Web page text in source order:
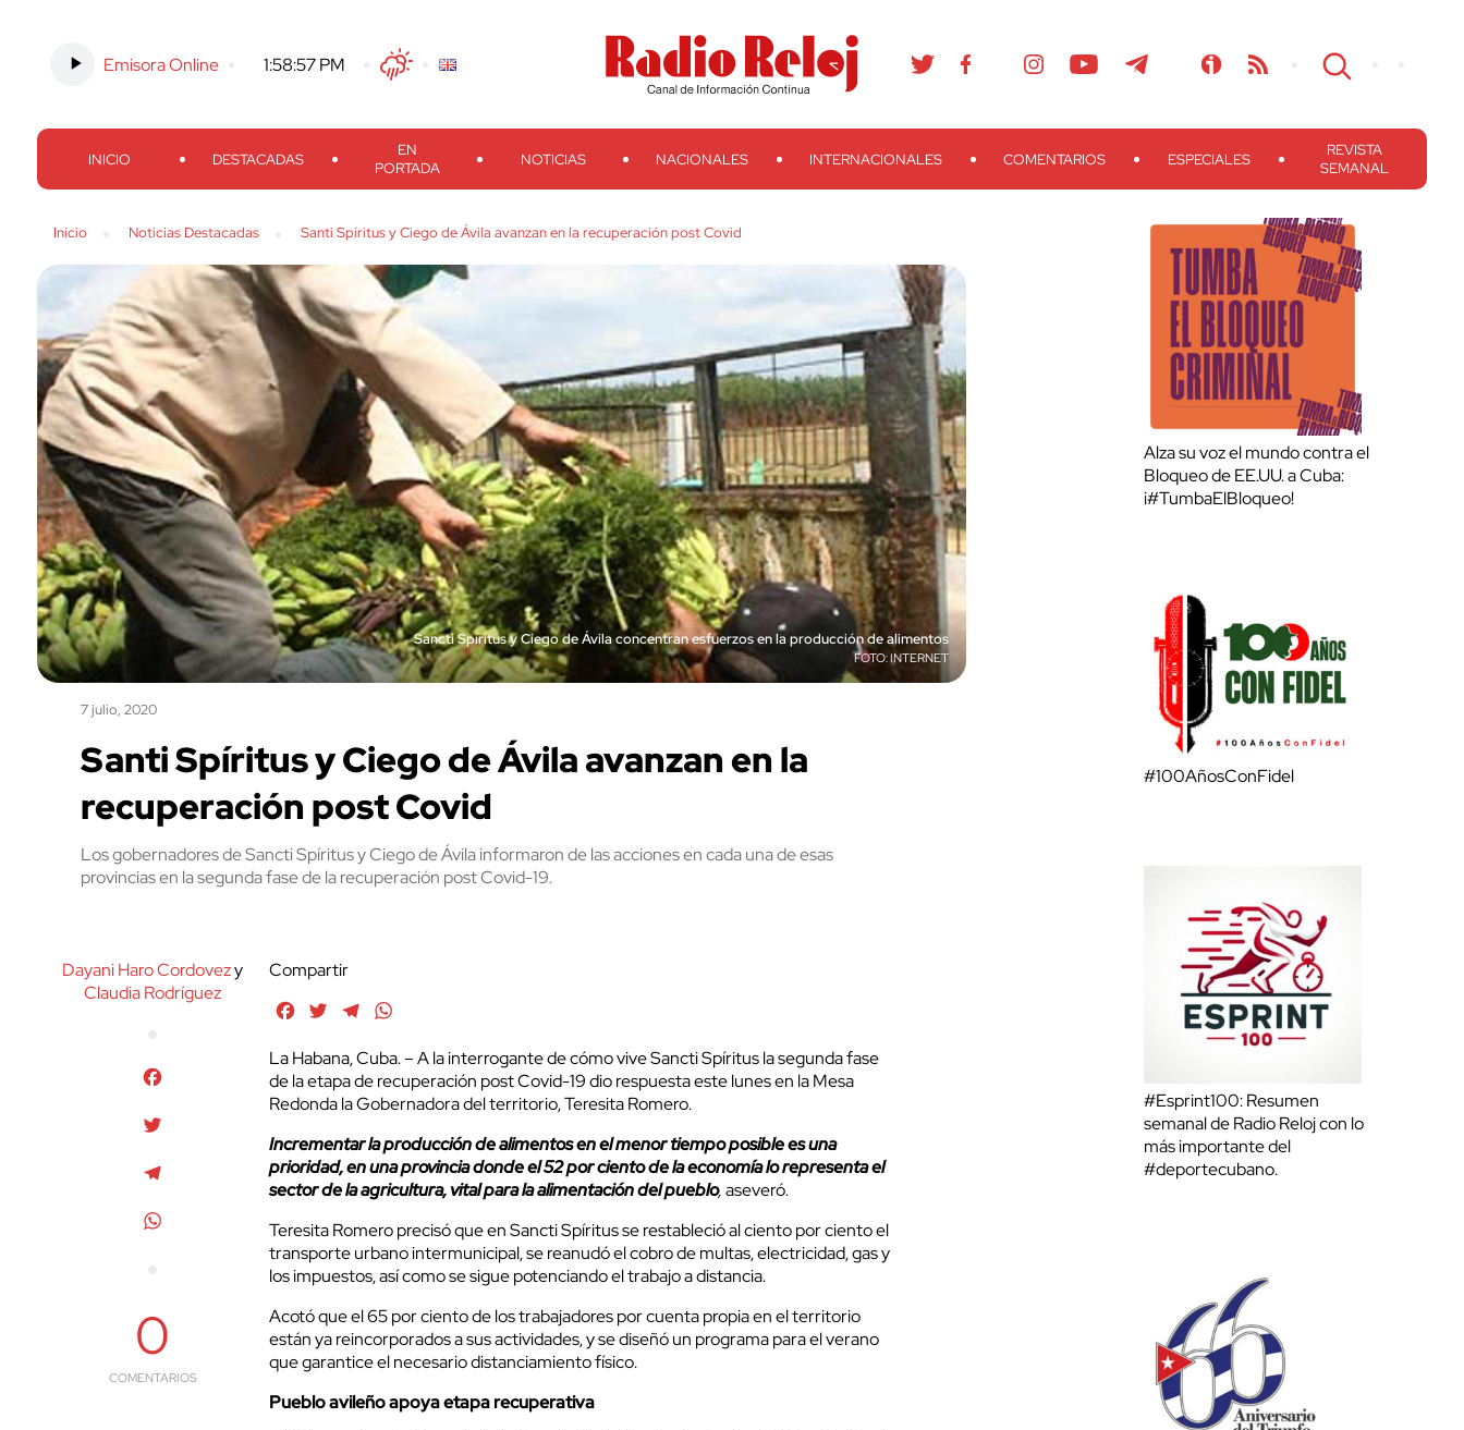
Emisora Online 1:58:58 PM TwitterFacebook
Threads
Instagram TelegramTeveo Ivoox RSS Search
INICIO DESTACADAS
EN
PORTADA
NOTICIAS NACIONALES INTERNACIONALES COMENTARIOS ESPECIALES
REVISTA
SEMANAL
Inicio Noticias Destacadas Santi Spíritus y Ciego de Ávila avanzan en la recuperación post Covid
Sancti Spíritus y Ciego de Ávila concentran esfuerzos en la producción de alimentos
INTERNET
7 julio, 2020
Santi Spíritus y Ciego de Ávila avanzan en la
recuperación post Covid
Los gobernadores de Sancti Spíritus y Ciego de Ávila informaron de las acciones en cada una de esas
provincias en la segunda fase de la recuperación post Covid-19.
Dayani Haro Cordovezy
Claudia Rodríguez
0
COMENTARIOS
Compartir
FacebookTwitterTelegram
La Habana, Cuba. – A la interrogante de cómo vive Sancti Spíritus la segunda fase
de la etapa de recuperación post Covid-19 dio respuesta este lunes en la Mesa
Redonda la Gobernadora del territorio, Teresita Romero.
Incrementar la producción de alimentos en el menor tiempo posible es una
prioridad, en una provincia donde el 52 por ciento de la economía lo representa el
sector de la agricultura, vital para la alimentación del pueblo,aseveró.
Teresita Romero precisó que en Sancti Spíritus se restableció al ciento por ciento el
transporte urbano intermunicipal, se reanudó el cobro de multas, electricidad, gas y
los impuestos, así como se sigue potenciando el trabajo a distancia.
Acotó que el 65 por ciento de los trabajadores por cuenta propia en el territorio
están ya reincorporados a sus actividades, y se diseñó un programa para el verano
que garantice el necesario distanciamiento físico.
Pueblo avileño apoya etapa recuperativa
Alza su voz el mundo contra el
Bloqueo de EE.UU. a Cuba:
¡#TumbaElBloqueo!
#100AñosConFidel
#Esprint100: Resumen
semanal de Radio Reloj con lo
más importante del
#deportecubano.